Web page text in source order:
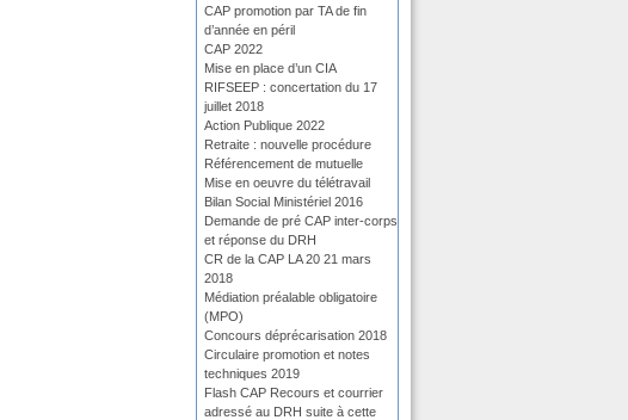
CAP promotion par TA de fin
d’année en péril
CAP 2022
Mise en place d’un CIA
RIFSEEP : concertation du 17
juillet 2018
Action Publique 2022
Retraite : nouvelle procédure
Référencement de mutuelle
Mise en oeuvre du télétravail
Bilan Social Ministériel 2016
Demande de pré CAP inter-corps
et réponse du DRH
CR de la CAP LA 20 21 mars
2018
Médiation préalable obligatoire
(MPO)
Concours déprécarisation 2018
Circulaire promotion et notes
techniques 2019
Flash CAP Recours et courrier
adressé au DRH suite à cette